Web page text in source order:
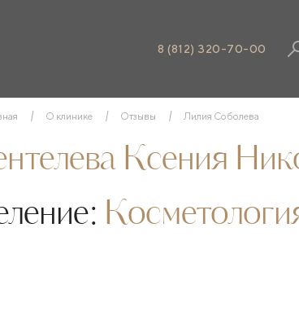
8 (812) 320-70-00
О клинике Отзывы Лилия Соболева
Ксения